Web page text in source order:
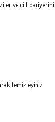
ve cilt
temizleyiniz.